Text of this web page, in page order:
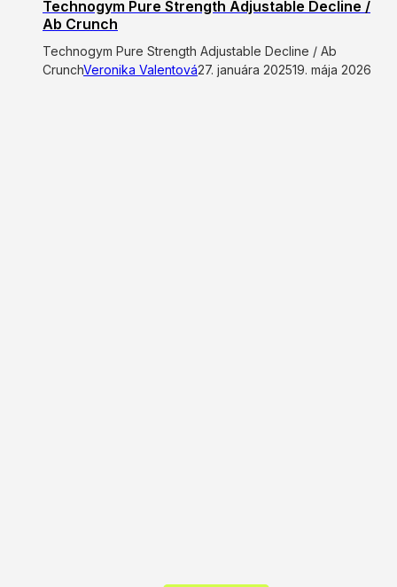
Technogym Pure Strength Adjustable Decline /
Ab Crunch
Technogym Pure Strength Adjustable Decline / Ab
CrunchVeronika Valentová27. januára 202519. mája 2026